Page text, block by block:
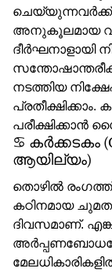
ചെയ്യുന്നവർക്ക്
അനുകൂലമായ
ദീർഘനാളായി
നടത്തിയ
പ്രതീക്ഷിക്കാം.
പരീക്ഷിക്കാൻ
♋ കർക്കടകം
ആയില്യം)
തൊഴിൽ രംഗത്ത്
കഠിനമായ
ദിവസമാണ്.